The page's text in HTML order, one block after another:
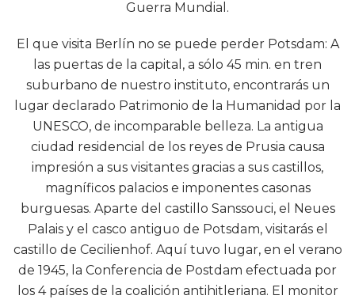
Guerra Mundial.
El que visita Berlín no se puede perder Potsdam: A
las puertas de la capital, a sólo 45 min. en tren
suburbano de nuestro instituto, encontrarás un
lugar declarado Patrimonio de la Humanidad por la
UNESCO, de incomparable belleza. La antigua
ciudad residencial de los reyes de Prusia causa
impresión a sus visitantes gracias a sus castillos,
magníficos palacios e imponentes casonas
burguesas. Aparte del castillo Sanssouci, el Neues
Palais y el casco antiguo de Potsdam, visitarás el
castillo de Cecilienhof. Aquí tuvo lugar, en el verano
de 1945, la Conferencia de Postdam efectuada por
los 4 países de la coalición antihitleriana. El monitor